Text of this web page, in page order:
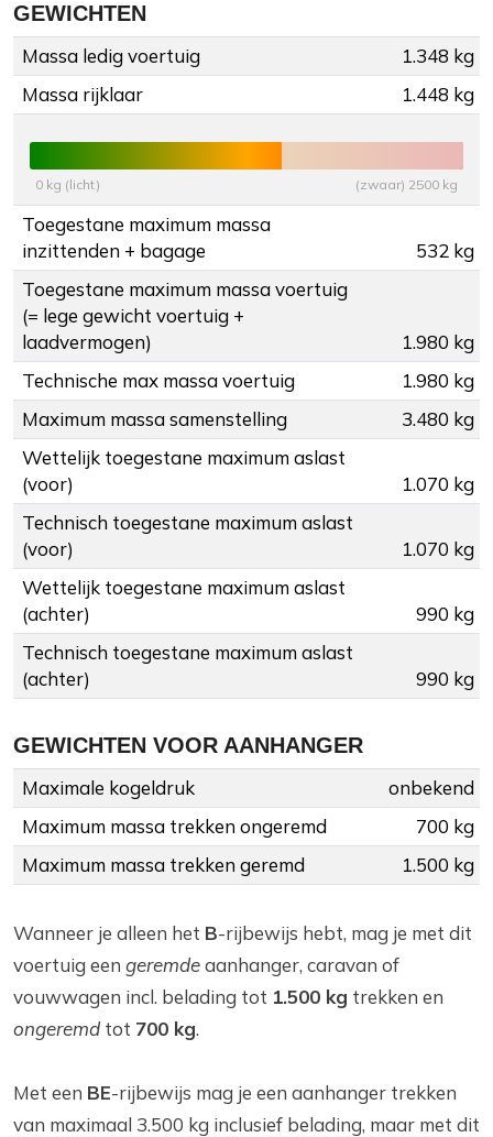
GEWICHTEN
Massa ledig voertuig
1.348 kg
Massa rijklaar
1.448 kg
0 kg (licht) (zwaar) 2500 kg
Toegestane maximum massa
inzittenden + bagage
532 kg
Toegestane maximum massa voertuig
(= lege gewicht voertuig +
laadvermogen)
1.980 kg
Technische max massa voertuig
1.980 kg
Maximum massa samenstelling
3.480 kg
Wettelijk toegestane maximum aslast
(voor)
1.070 kg
Technisch toegestane maximum aslast
(voor)
1.070 kg
Wettelijk toegestane maximum aslast
(achter)
990 kg
Technisch toegestane maximum aslast
(achter)
990 kg
GEWICHTEN VOOR AANHANGER
Maximale kogeldruk
onbekend
Maximum massa trekken ongeremd
700 kg
Maximum massa trekken geremd
1.500 kg
Wanneer je alleen het B-rijbewijs hebt, mag je met dit
voertuig een geremdeaanhanger, caravan of
vouwwagen incl. belading tot 1.500 kg trekken en
ongeremd tot 700 kg.
Met een BE-rijbewijs mag je een aanhanger trekken
van maximaal 3.500 kg inclusief belading, maar met dit